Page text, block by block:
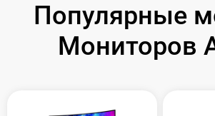
Популярные
Мониторов